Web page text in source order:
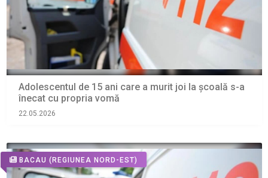
Adolescentul de 15 ani care a murit joi la şcoală s-a
înecat cu propria vomă
22.05.2026
BACAU (REGIUNEA NORD-EST)